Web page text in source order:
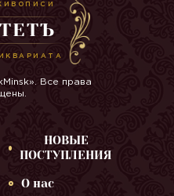
Все права
НОВЫЕ
ПОСТУПЛЕНИЯ
О нас